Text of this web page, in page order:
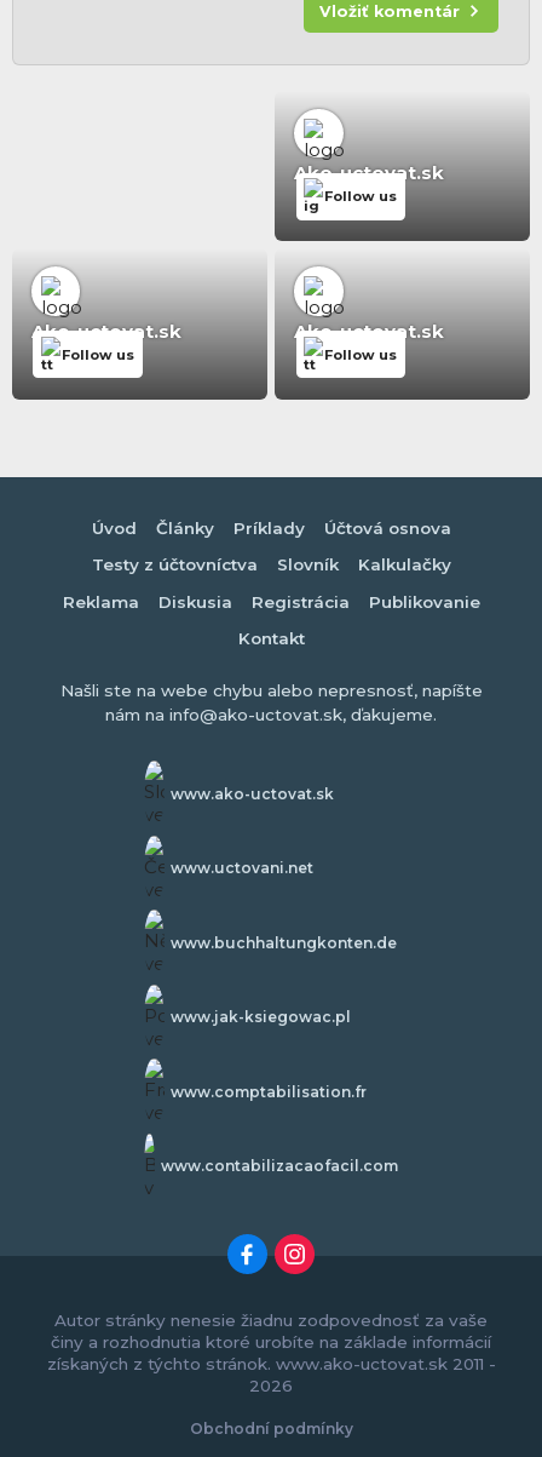
Vložiť komentár
Ako-uctovat.sk
Follow us
Ako-uctovat.sk
Follow us
Ako-uctovat.sk
Follow us
Úvod Články Príklady
Účtová osnova
Testy z účtovníctva
Slovník
Kalkulačky
Reklama
Diskusia Registrácia
Publikovanie
Kontakt
Našli ste na webe chybu alebo nepresnosť, napíšte
nám na info@ako-uctovat.sk, ďakujeme.
www.ako-uctovat.sk
www.uctovani.net
www.buchhaltungkonten.de
www.jak-ksiegowac.pl
www.comptabilisation.fr
www.contabilizacaofacil.com
Autor stránky nenesie žiadnu zodpovednosť za vaše
činy a rozhodnutia ktoré urobíte na základe informácií
získaných z týchto stránok. www.ako-uctovat.sk 2011 -
2026
Obchodní podmínky